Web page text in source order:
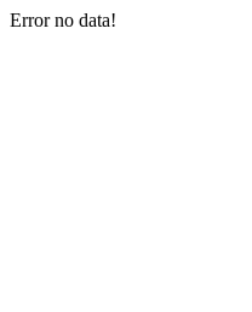
Error no data!